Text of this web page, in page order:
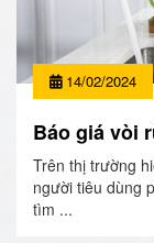
14/02/2024
Báo giá vòi
Trên thị trường
người tiêu dùng
tìm ...